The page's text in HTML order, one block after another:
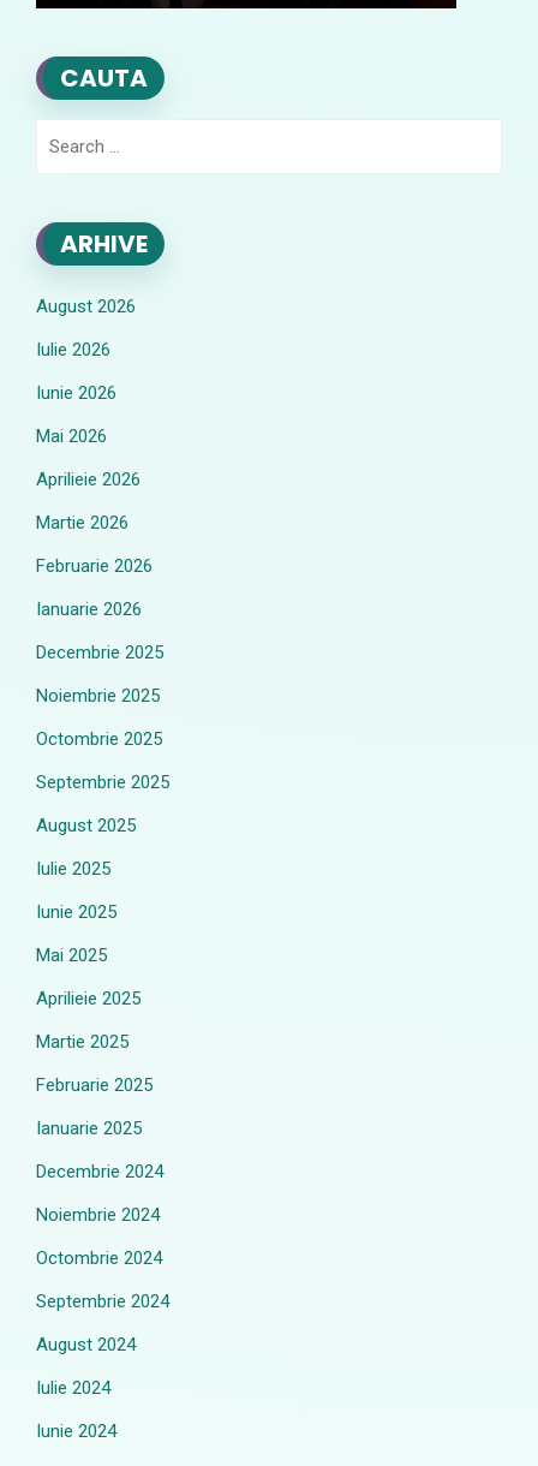
CAUTA
ARHIVE
August 2026
Iulie 2026
Iunie 2026
Mai 2026
Aprilieie 2026
Martie 2026
Februarie 2026
Ianuarie 2026
Decembrie 2025
Noiembrie 2025
Octombrie 2025
Septembrie 2025
August 2025
Iulie 2025
Iunie 2025
Mai 2025
Aprilieie 2025
Martie 2025
Februarie 2025
Ianuarie 2025
Decembrie 2024
Noiembrie 2024
Octombrie 2024
Septembrie 2024
August 2024
Iulie 2024
Iunie 2024